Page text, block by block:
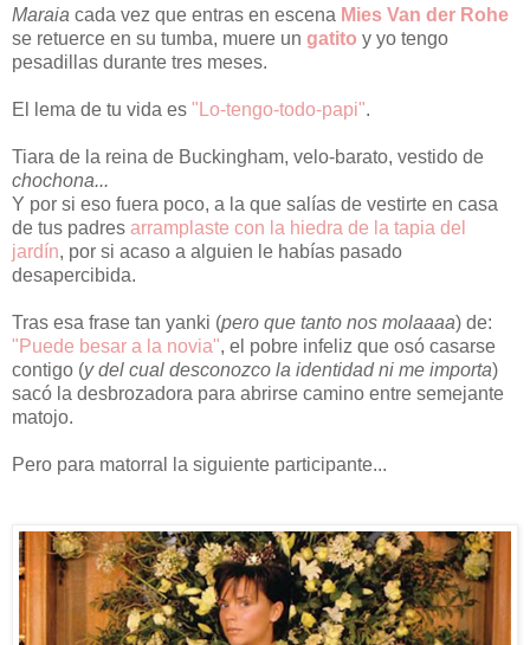
Maraia cada vez que entras en escena Mies Van der Rohe
se retuerce en su tumba, muere un gatito y yo tengo
pesadillas durante tres meses.
El lema de tu vida es "Lo-tengo-todo-papi".
Tiara de la reina de Buckingham, velo-barato, vestido de
chochona...
Y por si eso fuera poco, a la que salías de vestirte en casa
de tus padres arramplaste con la hiedra de la tapia del
jardín, por si acaso a alguien le habías pasado
desapercibida.
Tras esa frase tan yanki (pero que tanto nos molaaaa) de:
"Puede besar a la novia", el pobre infeliz que osó casarse
contigo (y del cual desconozco la identidad ni me importa)
sacó la desbrozadora para abrirse camino entre semejante
matojo.
Pero para matorral la siguiente participante...